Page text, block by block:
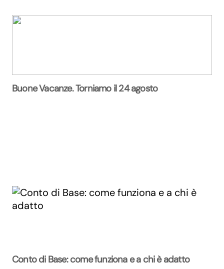
Buone Vacanze. Torniamo il 24 agosto
Conto di Base: come funziona e a chi è adatto